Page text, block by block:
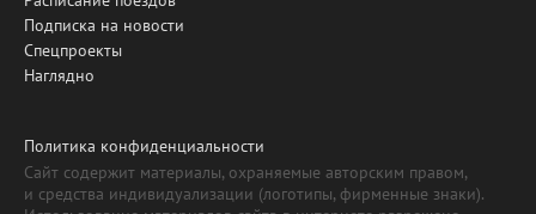
Подписка на новости
Спецпроекты
Наглядно
Политика конфиденциальности
Сайт содержит материалы, охраняемые авторским правом,
и средства индивидуализации (логотипы, фирменные знаки).